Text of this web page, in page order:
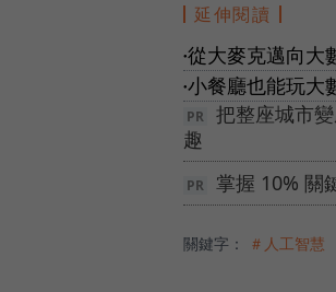
延伸閱讀
●從大麥克邁向大
●小餐廳也能玩大
把整座城市
趣
掌握 10% 關
關鍵字： ＃人工智慧